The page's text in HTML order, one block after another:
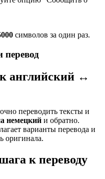
символов за один раз.
английский ↔
переводить тексты и
немецкий и обратно.
варианты перевода и
оригинала.
к переводу